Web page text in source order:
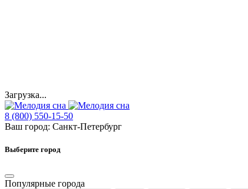
Загрузка...
8 (800) 550-15-50
Ваш город: Санкт-Петербург
Выберите город
Популярные города